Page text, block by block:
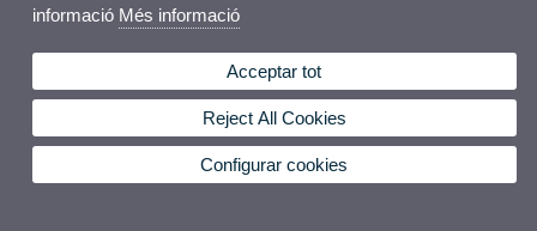
informació Més informació
Acceptar tot
Reject All Cookies
Configurar cookies